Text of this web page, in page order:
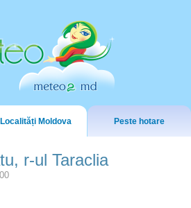
Localități Moldova Peste hotare
r-ul Taraclia